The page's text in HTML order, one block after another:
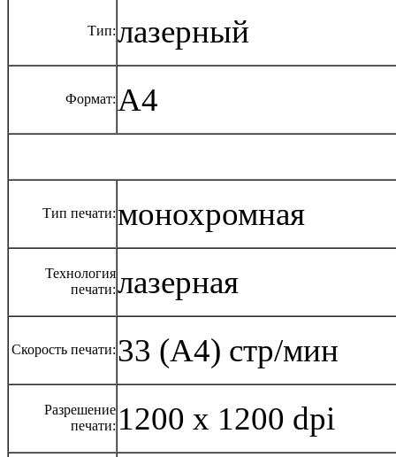
Тип:лазерный
Формат:A4
Тип печати:монохромная
Технология
печати:лазерная
Скорость печати: 33 (А4) стр/мин
Разрешение
печати: 1200 х 1200 dpi